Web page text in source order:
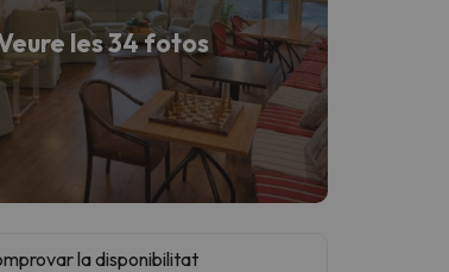
les 34 fotos
la disponibilitat